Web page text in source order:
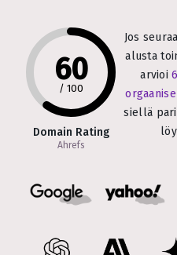
60
/ 100
Domain Rating
Ahrefs
Jos
alusta
arvioi
siellä